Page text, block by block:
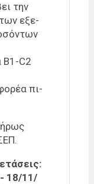
την
εξε­
B1-C2
πι­
18/​11/​